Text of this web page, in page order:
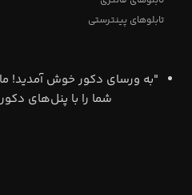
تابلوهای پینترستی
"به ورسای دکور خوش آمدید!
شما را با پنل‌های